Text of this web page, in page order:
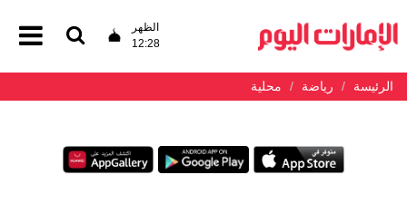
الظهر
12:28
الرئيسة رياضة محلية